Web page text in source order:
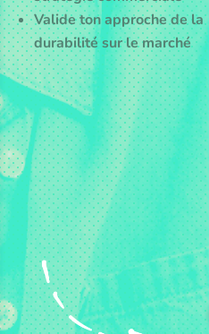
Valide ton approche de la
durabilité sur le marché